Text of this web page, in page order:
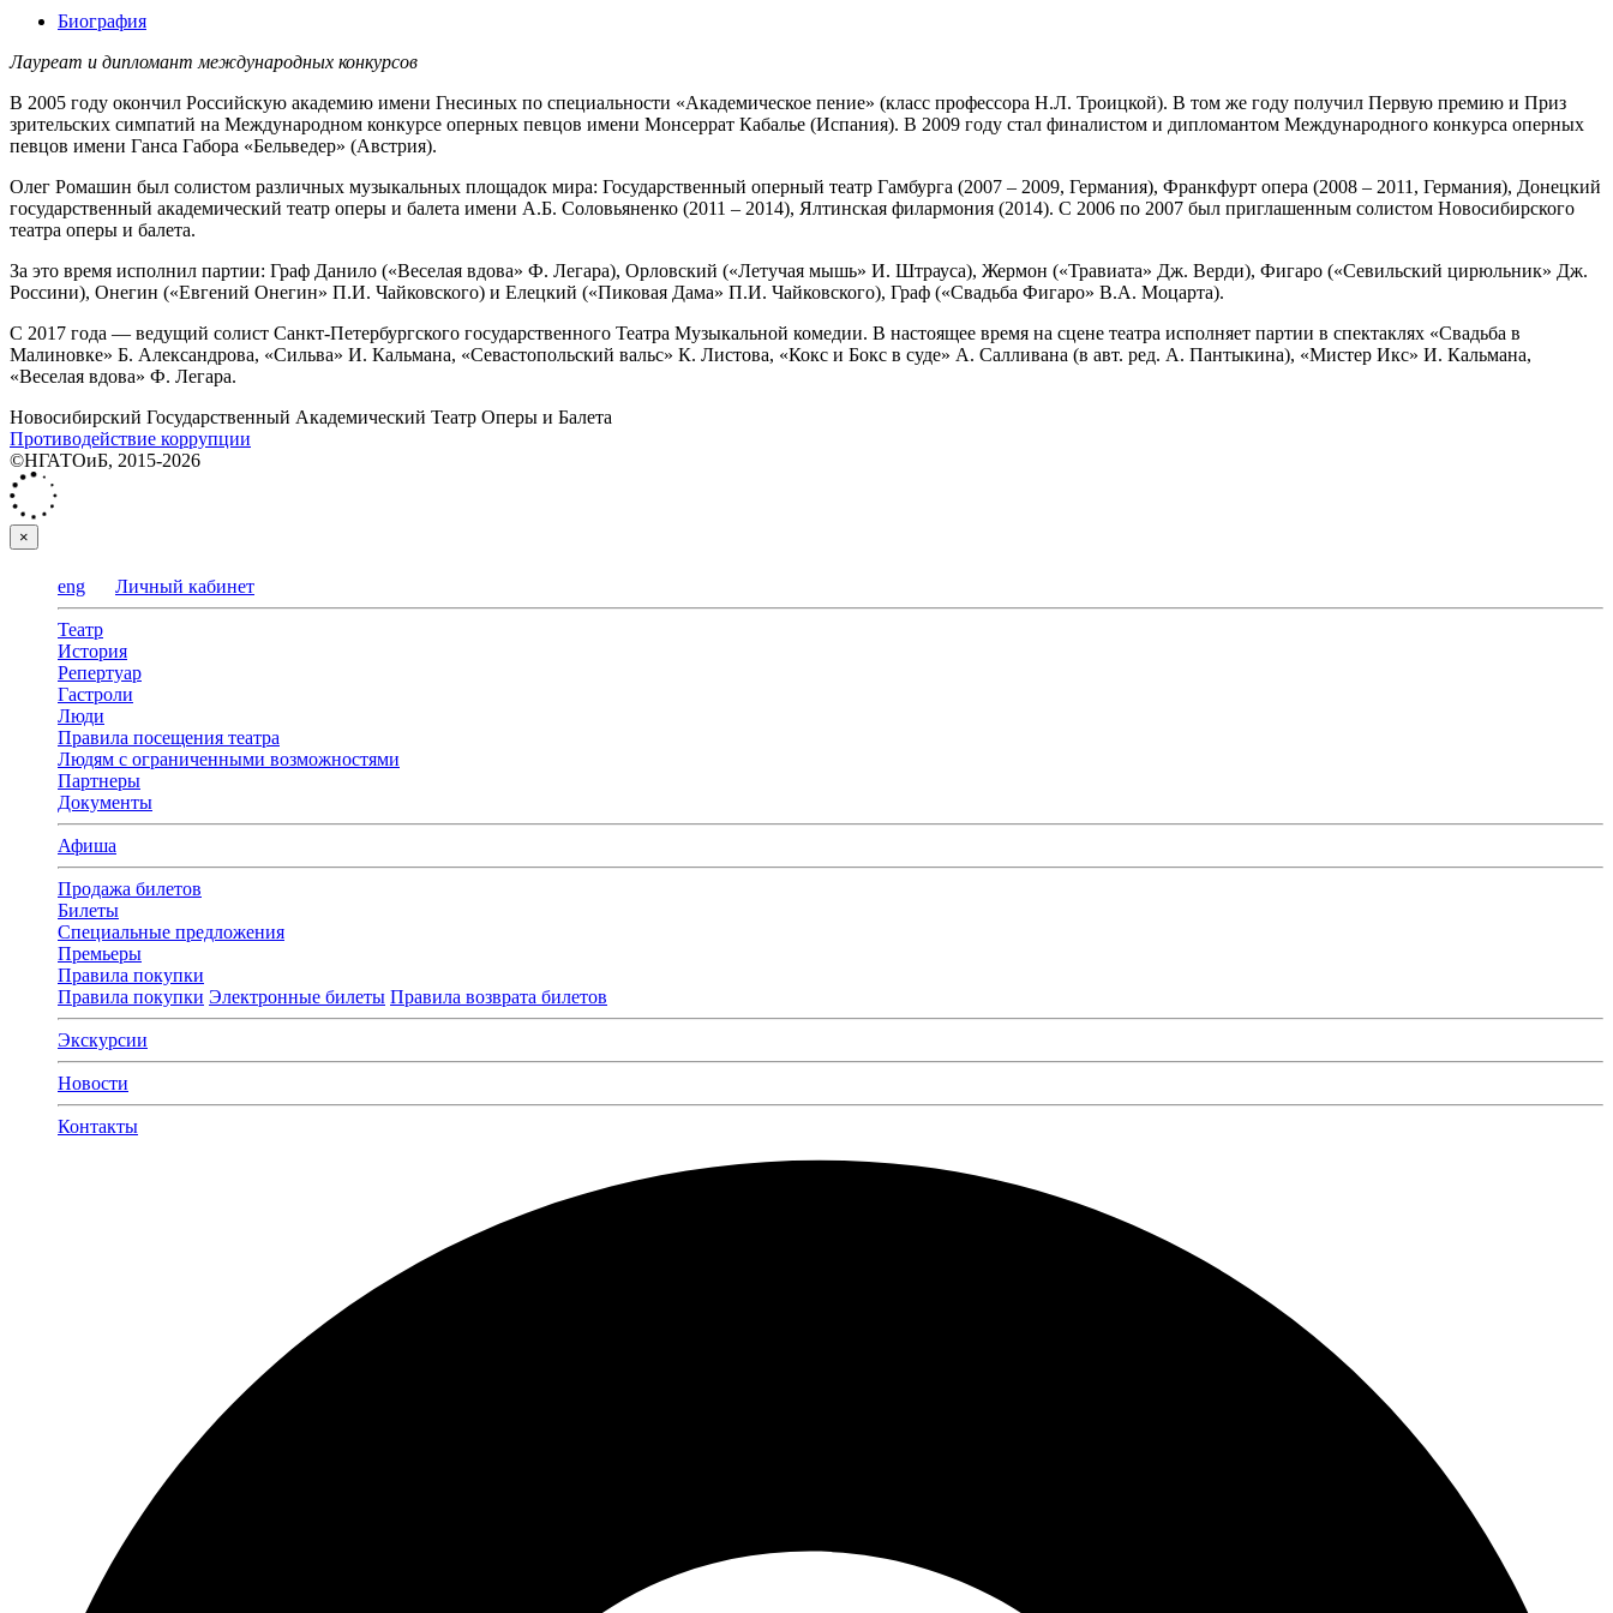
Биография
Лауреат и дипломант международных конкурсов
В 2005 году окончил Российскую академию имени Гнесиных по специальности «Академическое пение» (класс профессора Н.Л. Троицкой). В том же году получил Первую премию и Приз
зрительских симпатий на Международном конкурсе оперных певцов имени Монсеррат Кабалье (Испания). В 2009 году стал финалистом и дипломантом Международного конкурса оперных
певцов имени Ганса Габора «Бельведер» (Австрия).
Олег Ромашин был солистом различных музыкальных площадок мира: Государственный оперный театр Гамбурга (2007 – 2009, Германия), Франкфурт опера (2008 – 2011, Германия), Донецкий
государственный академический театр оперы и балета имени А.Б. Соловьяненко (2011 – 2014), Ялтинская филармония (2014). С 2006 по 2007 был приглашенным солистом Новосибирского
театра оперы и балета.
За это время исполнил партии: Граф Данило («Веселая вдова» Ф. Легара), Орловский («Летучая мышь» И. Штрауса), Жермон («Травиата» Дж. Верди), Фигаро («Севильский цирюльник» Дж.
Россини), Онегин («Евгений Онегин» П.И. Чайковского) и Елецкий («Пиковая Дама» П.И. Чайковского), Граф («Свадьба Фигаро» В.А. Моцарта).
С 2017 года — ведущий солист Санкт-Петербургского государственного Театра Музыкальной комедии. В настоящее время на сцене театра исполняет партии в спектаклях «Свадьба в
Малиновке» Б. Александрова, «Сильва» И. Кальмана, «Севастопольский вальс» К. Листова, «Кокс и Бокс в суде» А. Салливана (в авт. ред. А. Пантыкина), «Мистер Икс» И. Кальмана,
«Веселая вдова» Ф. Легара.
Новосибирский Государственный Академический Театр Оперы и Балета
Противодействие коррупции
©НГАТОиБ, 2015-2026
×
eng Личный кабинет
Театр
История
Репертуар
Гастроли
Люди
Правила посещения театра
Людям с ограниченными возможностями
Партнеры
Документы
Афиша
Продажа билетов
Билеты
Специальные предложения
Премьеры
Правила покупки
Правила покупки Электронные билеты Правила возврата билетов
Экскурсии
Новости
Контакты